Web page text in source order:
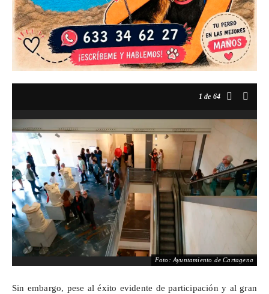
1 de 64
Foto: Ayuntamiento de Cartagena
Sin embargo, pese al éxito evidente de participación y al gran